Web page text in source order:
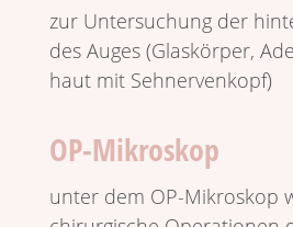
zur Unter­su­chung der
des Auges (Glas­körper,
haut mit Sehnervenkopf)
OP-Mikroskop
unter dem OP-Mikro­skop